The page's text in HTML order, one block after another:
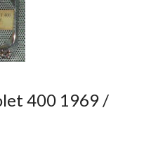
400 1969 /